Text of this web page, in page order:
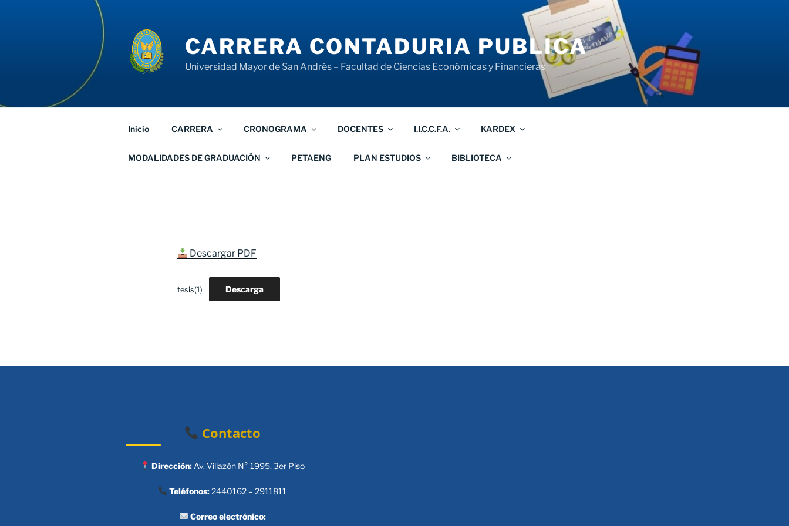
CARRERA CONTADURIA PUBLICA
Universidad Mayor de San Andrés – Facultad de Ciencias Económicas y Financieras
Inicio CARRERA CRONOGRAMA DOCENTES I.I.C.C.F.A. KARDEX
MODALIDADES DE GRADUACIÓN PETAENG PLAN ESTUDIOS BIBLIOTECA
Descargar PDF
tesis(1) Descarga
Contacto
Dirección:Av. Villazón N° 1995, 3er Piso
Teléfonos:2440162 – 2911811
Correo electrónico: